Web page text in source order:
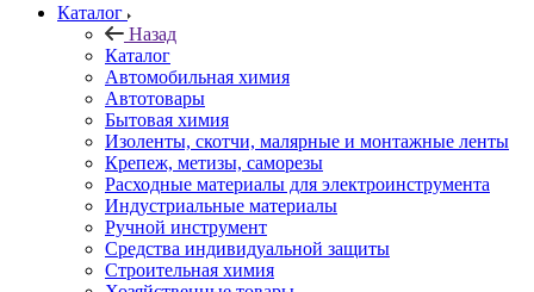
Каталог
Назад
Каталог
Автомобильная химия
Автотовары
Бытовая химия
Изоленты, скотчи, малярные и монтажные ленты
Крепеж, метизы, саморезы
Расходные материалы для электроинструмента
Индустриальные материалы
Ручной инструмент
Средства индивидуальной защиты
Строительная химия